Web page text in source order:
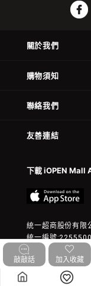
敲敲話 加入收藏
關於我們
購物須知
聯絡我們
友善連結
下載 iOPEN Mall
統一超商股份有限
統一編號
© 2023